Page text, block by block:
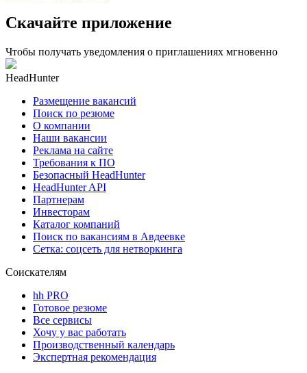
Скачайте приложение
Чтобы получать уведомления о приглашениях мгновенно
HeadHunter
Размещение вакансий
Поиск по резюме
О компании
Наши вакансии
Реклама на сайте
Требования к ПО
Безопасный HeadHunter
HeadHunter API
Партнерам
Инвесторам
Каталог компаний
Поиск по вакансиям в Авдеевке
Сетка: соцсеть для нетворкинга
Соискателям
hh PRO
Готовое резюме
Все сервисы
Хочу у вас работать
Производственный календарь
Экспертная рекомендация